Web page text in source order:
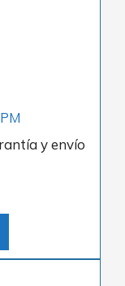
y envío